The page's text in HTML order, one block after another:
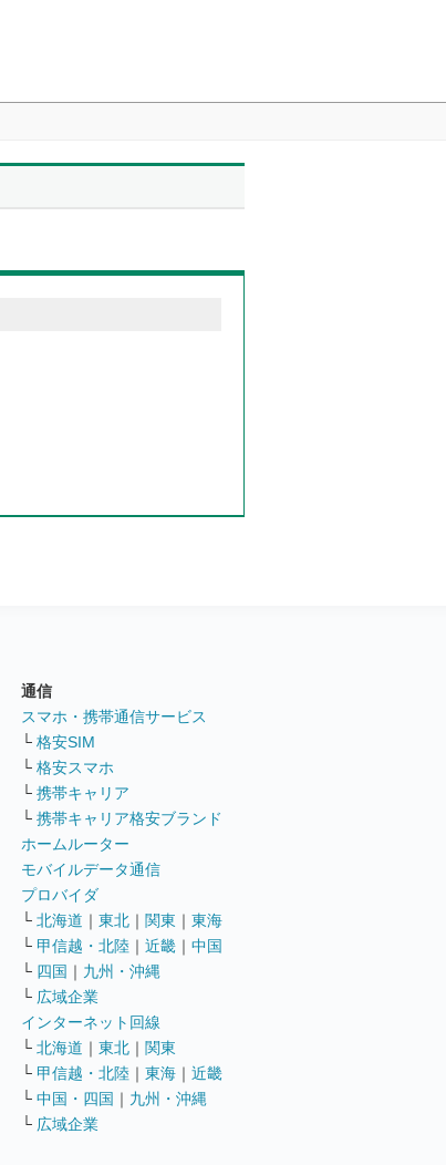
通信
スマホ・携帯通信サービス
└ 格安SIM
└ 格安スマホ
└ 携帯キャリア
└ 携帯キャリア格安ブランド
ホームルーター
モバイルデータ通信
プロバイダ
└ 北海道 ｜ 東北 ｜ 関東 ｜ 東海
└ 甲信越・北陸 ｜ 近畿 ｜ 中国
└ 四国 ｜ 九州・沖縄
└ 広域企業
インターネット回線
└ 北海道 ｜ 東北 ｜ 関東
└ 甲信越・北陸 ｜ 東海 ｜ 近畿
└ 中国・四国 ｜ 九州・沖縄
└ 広域企業